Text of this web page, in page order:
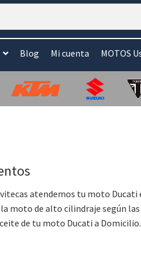
Blog Mi cuenta MOTOS
atendemos tu moto Ducati
moto de alto cilindraje según
de tu moto Ducati a Domicilio.